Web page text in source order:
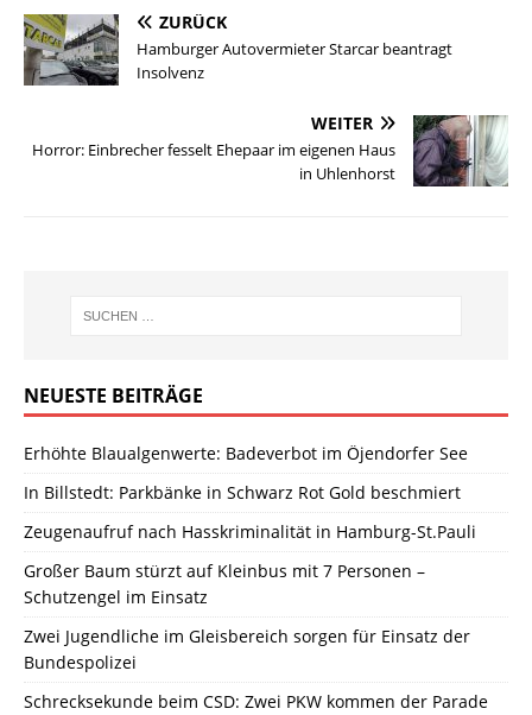
ZURÜCK
Hamburger Autovermieter Starcar beantragt
Insolvenz
WEITER
Horror: Einbrecher fesselt Ehepaar im eigenen Haus
in Uhlenhorst
NEUESTE BEITRÄGE
Erhöhte Blaualgenwerte: Badeverbot im Öjendorfer See
In Billstedt: Parkbänke in Schwarz Rot Gold beschmiert
Zeugenaufruf nach Hasskriminalität in Hamburg-St.Pauli
Großer Baum stürzt auf Kleinbus mit 7 Personen –
Schutzengel im Einsatz
Zwei Jugendliche im Gleisbereich sorgen für Einsatz der
Bundespolizei
Schrecksekunde beim CSD: Zwei PKW kommen der Parade